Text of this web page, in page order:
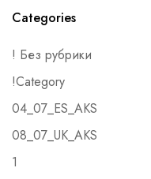
Categories
! Без рубрики
!Category
04_07_ES_AKS
08_07_UK_AKS
1